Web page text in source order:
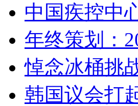
中国疾控中
年终策划：
悼念冰桶挑
韩国议会打